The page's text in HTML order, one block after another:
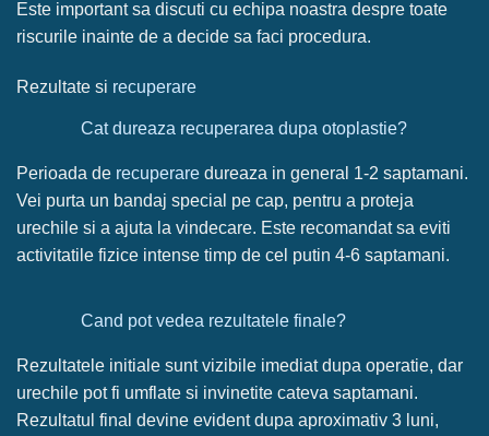
Este important sa discuti cu echipa noastra despre toate
riscurile inainte de a decide sa faci procedura.
Rezultate si recuperare
Cat dureaza recuperarea dupa otoplastie?
Perioada de recuperare dureaza in general 1-2 saptamani.
Vei purta un bandaj special pe cap, pentru a proteja
urechile si a ajuta la vindecare. Este recomandat sa eviti
activitatile fizice intense timp de cel putin 4-6 saptamani.
Cand pot vedea rezultatele finale?
Rezultatele initiale sunt vizibile imediat dupa operatie, dar
urechile pot fi umflate si invinetite cateva saptamani.
Rezultatul final devine evident dupa aproximativ 3 luni,